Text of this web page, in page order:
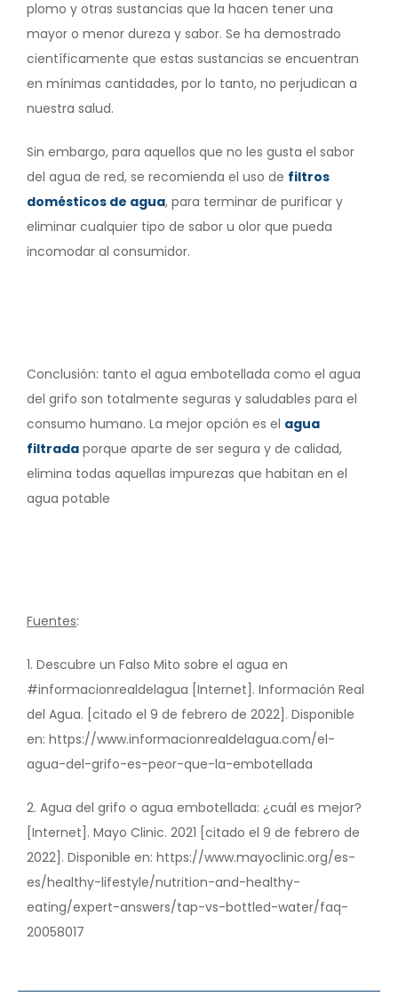
plomo y otras sustancias que la hacen tener una
mayor o menor dureza y sabor. Se ha demostrado
científicamente que estas sustancias se encuentran
en mínimas cantidades, por lo tanto, no perjudican a
nuestra salud.
Sin embargo, para aquellos que no les gusta el sabor
del agua de red, se recomienda el uso de filtros
domésticos de agua, para terminar de purificar y
eliminar cualquier tipo de sabor u olor que pueda
incomodar al consumidor.
Conclusión: tanto el agua embotellada como el agua
del grifo son totalmente seguras y saludables para el
consumo humano. La mejor opción es el agua
filtrada porque aparte de ser segura y de calidad,
elimina todas aquellas impurezas que habitan en el
agua potable
Fuentes:
1. Descubre un Falso Mito sobre el agua en
#informacionrealdelagua [Internet]. Información Real
del Agua. [citado el 9 de febrero de 2022]. Disponible
en: https://www.informacionrealdelagua.com/el-
agua-del-grifo-es-peor-que-la-embotellada
2. Agua del grifo o agua embotellada: ¿cuál es mejor?
[Internet]. Mayo Clinic. 2021 [citado el 9 de febrero de
2022]. Disponible en: https://www.mayoclinic.org/es-
es/healthy-lifestyle/nutrition-and-healthy-
eating/expert-answers/tap-vs-bottled-water/faq-
20058017